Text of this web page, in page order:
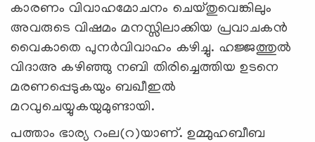
കാരണം വിവാഹമോചനം ചെയ്തുവെങ്കിലും
അവരുടെ വിഷമം മനസ്സിലാക്കിയ പ്രവാചകന്‍
വൈകാതെ പുനര്‍വിവാഹം കഴിച്ചു. ഹജ്ജത്തുല്‍
വിദാഅ കഴിഞ്ഞു നബി തിരിച്ചെത്തിയ ഉടനെ
മരണപ്പെടുകയും ബഖീഇല്‍
മറവുചെയ്യുകയുമുണ്ടായി.
പത്താം ഭാര്യ റംല(റ)യാണ്. ഉമ്മുഹബീബ